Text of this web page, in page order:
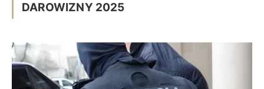
DAROWIZNY 2025